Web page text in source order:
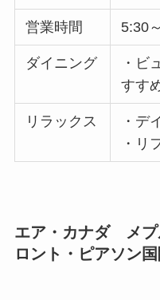
営業時間 5:30
ダイニング
・ビ
すす
リラックス
・デ
・リ
エア・カナダ メプ
ロント・ピアソン国